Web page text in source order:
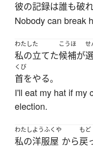
彼の記録は誰も破
Nobody can break
わたし
私の
た
立てた
こうほ
候補が
せ
くび
首をやる。
I'll eat my hat if my
election.
わたし
私の
ようふくや
洋服屋 から
もど
戻